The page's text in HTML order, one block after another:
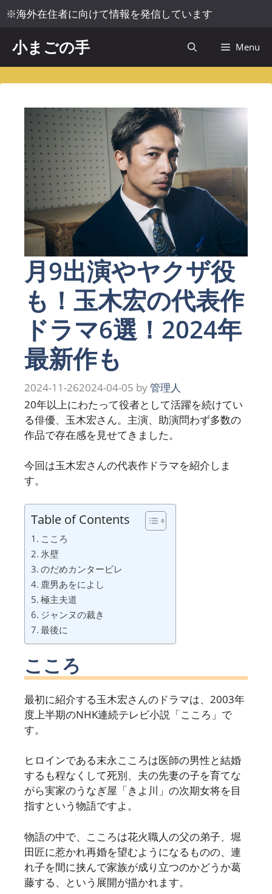
コ
ン
ツ
へ
※海外在住者に向けて情報を発信しています
小まごの手 Menu
月9出演やヤクザ役
も！玉木宏の代表作
ドラマ6選！2024年
最新作も
2024-11-262024-04-05 by管理人
20年以上にわたって役者として活躍を続けてい
る俳優、玉木宏さん。主演、助演問わず多数の
作品で存在感を見せてきました。
今回は玉木宏さんの代表作ドラマを紹介しま
す。
Table of Contents
こころ
氷壁
のだめカンタービレ
鹿男あをによし
極主夫道
ジャンヌの裁き
最後に
こころ
最初に紹介する玉木宏さんのドラマは、2003年
度上半期のNHK連続テレビ小説「こころ」で
す。
ヒロインである末永こころは医師の男性と結婚
するも程なくして死別、夫の先妻の子を育てな
がら実家のうなぎ屋「きよ川」の次期女将を目
指すという物語ですよ。
物語の中で、こころは花火職人の父の弟子、堀
田匠に惹かれ再婚を望むようになるものの、連
れ子を間に挟んで家族が成り立つのかどうか葛
藤する、という展開が描かれます。